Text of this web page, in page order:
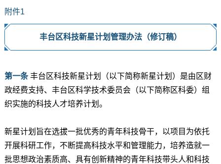
附件1
丰台区科技新星计划管理办法（修订稿）
第一条丰台区科技新星计划（以下简称新星计划）是由区财
政经费支持、丰台区科学技术委员会（以下简称区科委）组
织实施的科技人才培养计划。
新星计划旨在选拔一批优秀的青年科技骨干，以项目为依托
开展科研工作，不断提高科技水平和管理能力，培养造就一
批思想政治素质高、具有创新精神的青年科技带头人和科技